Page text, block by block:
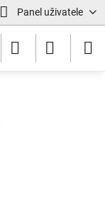
Panel uživatele